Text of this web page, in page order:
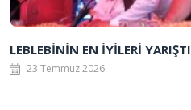
LEBLEBİNİN EN İYİLERİ YARIŞTI
23 Temmuz 2026